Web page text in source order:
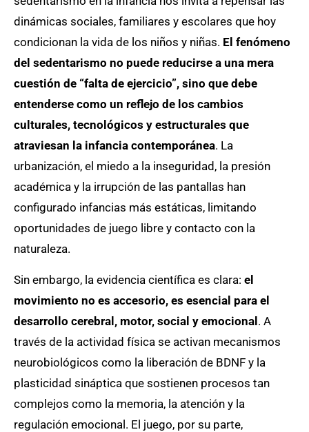
dinámicas sociales, familiares y escolares que hoy
condicionan la vida de los niños y niñas. El fenómeno
del sedentarismo no puede reducirse a una mera
cuestión de “falta de ejercicio”, sino que debe
entenderse como un reflejo de los cambios
culturales, tecnológicos y estructurales que
atraviesan la infancia contemporánea. La
urbanización, el miedo a la inseguridad, la presión
académica y la irrupción de las pantallas han
configurado infancias más estáticas, limitando
oportunidades de juego libre y contacto con la
naturaleza.
Sin embargo, la evidencia científica es clara: el
movimiento no es accesorio, es esencial para el
desarrollo cerebral, motor, social y emocional . A
través de la actividad física se activan mecanismos
neurobiológicos como la liberación de BDNF y la
plasticidad sináptica que sostienen procesos tan
complejos como la memoria, la atención y la
regulación emocional. El juego, por su parte,